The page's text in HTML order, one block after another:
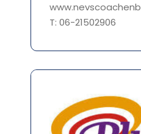
T: 06-21502906